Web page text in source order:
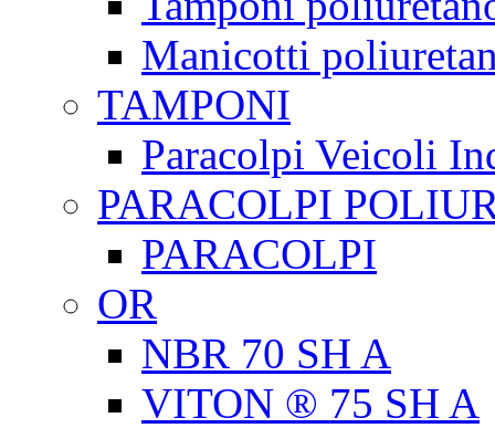
Manicotti
TAMPONI
Paracolpi Veicoli
PARACOLPI
PARACOLPI
OR
NBR 70 SH A
VITON ® 75 SH A